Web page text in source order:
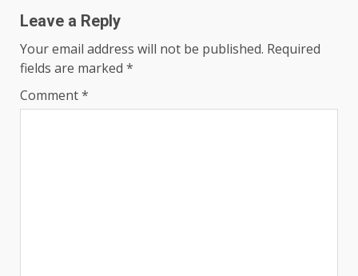
Leave a Reply
Your email address will not be published. Required
fields are marked *
Comment*